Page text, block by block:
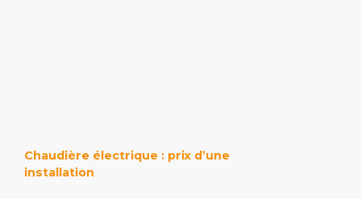
Chaudière électrique : prix d’une
installation